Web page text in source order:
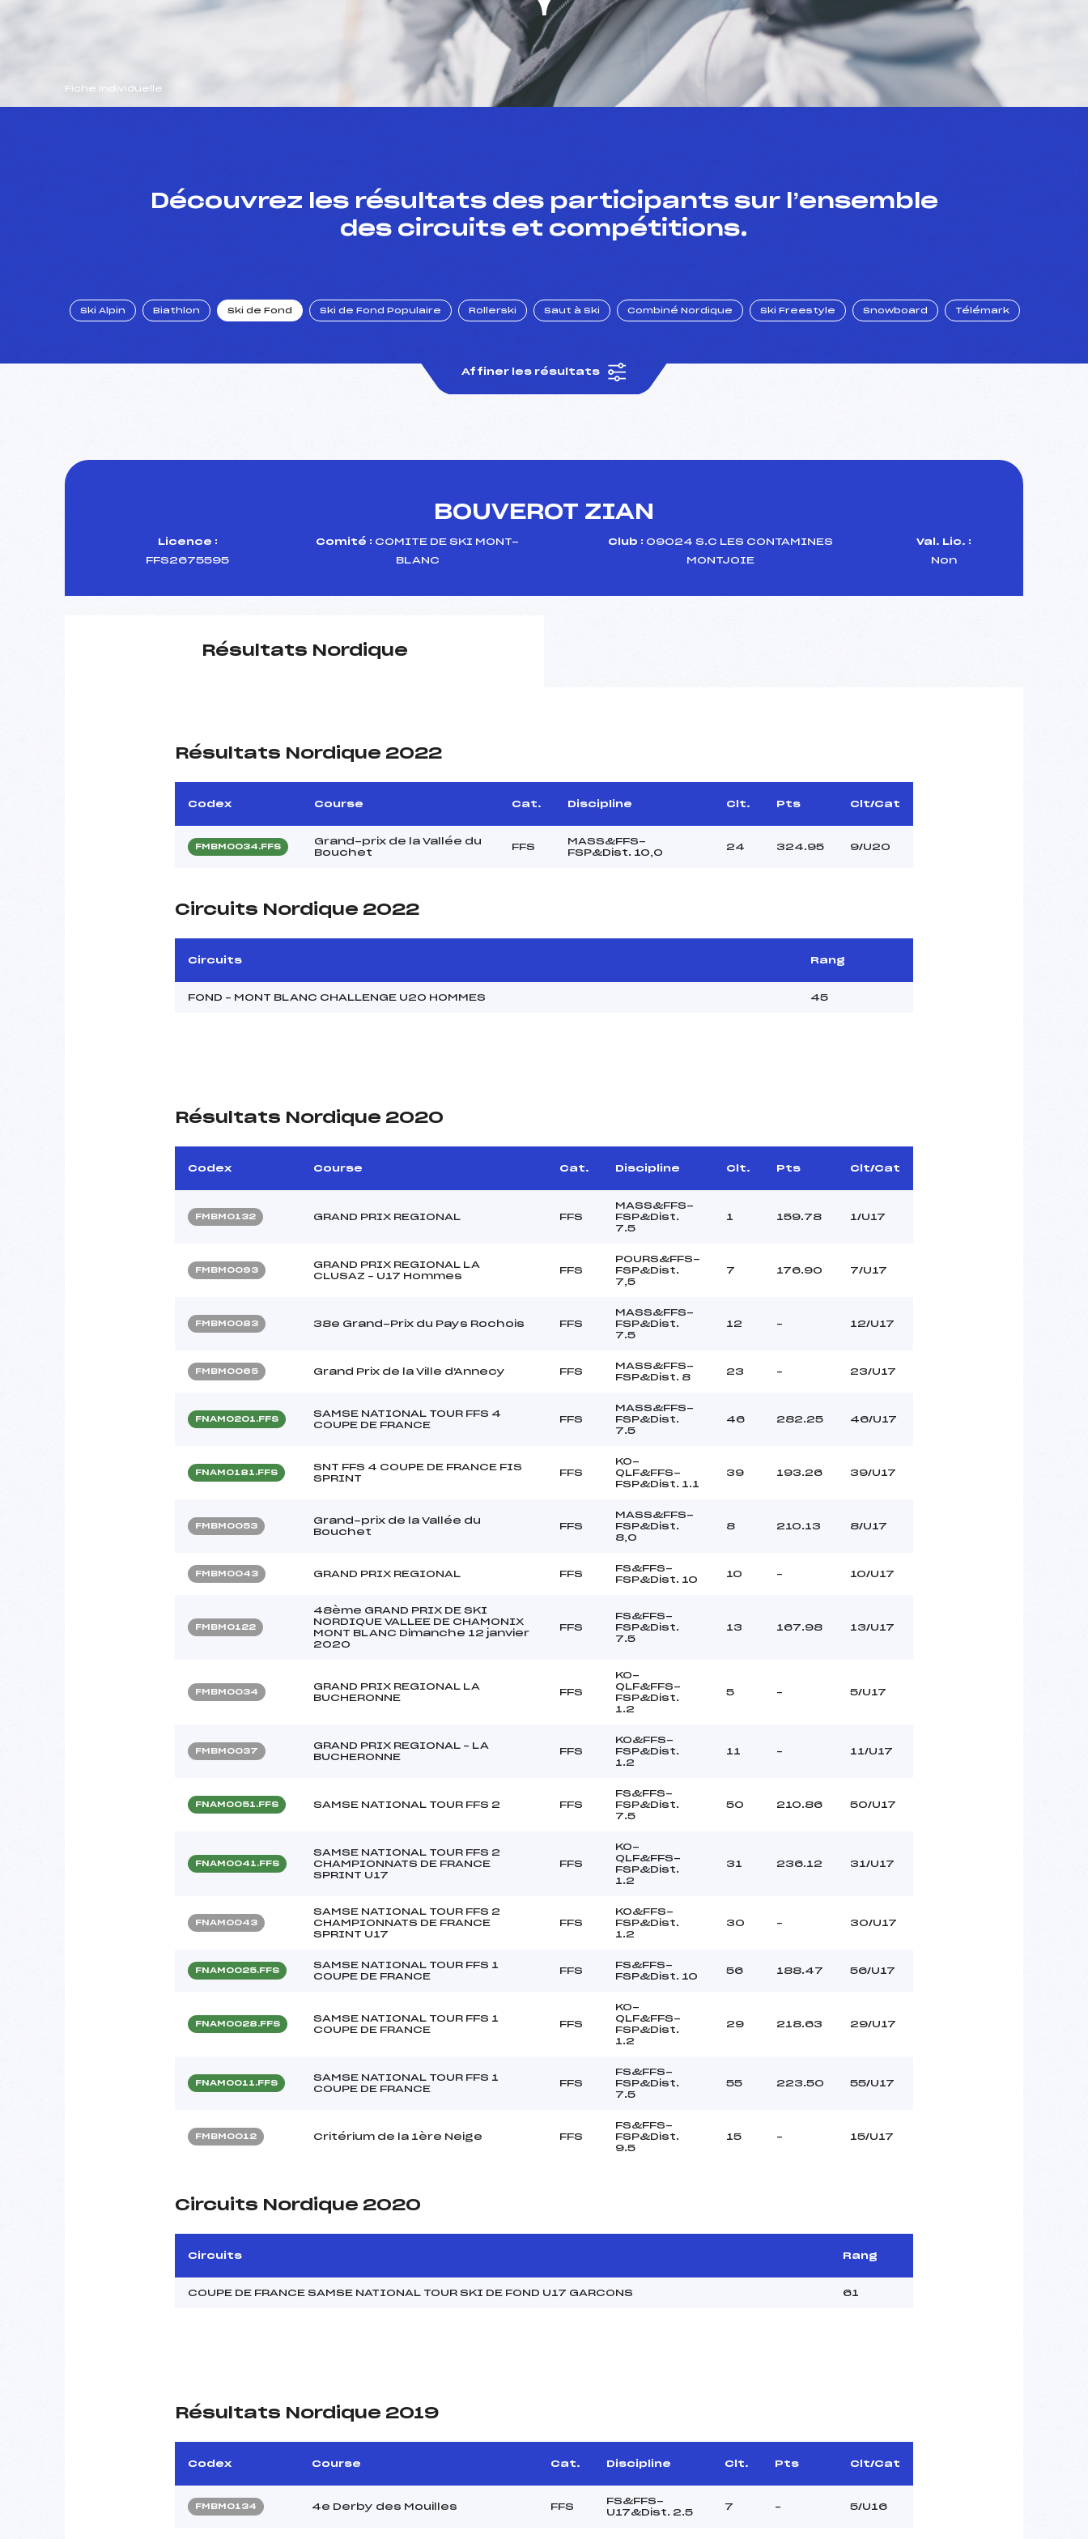
Fiche individuelle
Découvrez les résultats des participants sur l’ensemble
des circuits et compétitions.
Ski Alpin Biathlon Ski de Fond Ski de Fond Populaire Rollerski Saut à Ski Combiné Nordique Ski Freestyle Snowboard Télémark
Affiner les résultats
BOUVEROT ZIAN
Licence :
FFS2675595
Comité : COMITE DE SKI MONT-
BLANC
Club : 09024 S.C LES CONTAMINES
MONTJOIE
Val. Lic. :
Non
Résultats Nordique
Résultats Nordique 2022
Codex Course Cat. Discipline Clt. Pts Clt/Cat
FMBM0034.FFS
Grand-prix de la Vallée du
Bouchet
FFS
MASS&FFS-
FSP&Dist. 10,0
24 324.95 9/U20
Circuits Nordique 2022
Circuits Rang
FOND – MONT BLANC CHALLENGE U20 HOMMES 45
Résultats Nordique 2020
Codex Course Cat. Discipline Clt. Pts Clt/Cat
FMBM0132 GRAND PRIX REGIONAL FFS
MASS&FFS-
FSP&Dist.
7.5
1 159.78 1/U17
FMBM0093
GRAND PRIX REGIONAL LA
CLUSAZ – U17 Hommes
FFS
POURS&FFS-
FSP&Dist.
7,5
7 176.90 7/U17
FMBM0083 38e Grand-Prix du Pays Rochois FFS
MASS&FFS-
FSP&Dist.
7.5
12 – 12/U17
FMBM0065 Grand Prix de la Ville d'Annecy FFS
MASS&FFS-
FSP&Dist. 8
23 – 23/U17
FNAM0201.FFS
SAMSE NATIONAL TOUR FFS 4
COUPE DE FRANCE
FFS
MASS&FFS-
FSP&Dist.
7.5
46 282.25 46/U17
FNAM0181.FFS
SNT FFS 4 COUPE DE FRANCE FIS
SPRINT
FFS
KO-
QLF&FFS-
FSP&Dist. 1.1
39 193.26 39/U17
FMBM0053
Grand-prix de la Vallée du
Bouchet
FFS
MASS&FFS-
FSP&Dist.
8,0
8 210.13 8/U17
FMBM0043 GRAND PRIX REGIONAL FFS
FS&FFS-
FSP&Dist. 10
10 – 10/U17
FMBM0122
48ème GRAND PRIX DE SKI
NORDIQUE VALLEE DE CHAMONIX
MONT BLANC Dimanche 12 janvier
2020
FFS
FS&FFS-
FSP&Dist.
7.5
13 167.98 13/U17
FMBM0034
GRAND PRIX REGIONAL LA
BUCHERONNE
FFS
KO-
QLF&FFS-
FSP&Dist.
1.2
5 – 5/U17
FMBM0037
GRAND PRIX REGIONAL – LA
BUCHERONNE
FFS
KO&FFS-
FSP&Dist.
1.2
11 – 11/U17
FNAM0051.FFS SAMSE NATIONAL TOUR FFS 2 FFS
FS&FFS-
FSP&Dist.
7.5
50 210.86 50/U17
FNAM0041.FFS
SAMSE NATIONAL TOUR FFS 2
CHAMPIONNATS DE FRANCE
SPRINT U17
FFS
KO-
QLF&FFS-
FSP&Dist.
1.2
31 236.12 31/U17
FNAM0043
SAMSE NATIONAL TOUR FFS 2
CHAMPIONNATS DE FRANCE
SPRINT U17
FFS
KO&FFS-
FSP&Dist.
1.2
30 – 30/U17
FNAM0025.FFS
SAMSE NATIONAL TOUR FFS 1
COUPE DE FRANCE
FFS
FS&FFS-
FSP&Dist. 10
56 188.47 56/U17
FNAM0028.FFS
SAMSE NATIONAL TOUR FFS 1
COUPE DE FRANCE
FFS
KO-
QLF&FFS-
FSP&Dist.
1.2
29 218.63 29/U17
FNAM0011.FFS
SAMSE NATIONAL TOUR FFS 1
COUPE DE FRANCE
FFS
FS&FFS-
FSP&Dist.
7.5
55 223.50 55/U17
FMBM0012 Critérium de la 1ère Neige FFS
FS&FFS-
FSP&Dist.
9.5
15 – 15/U17
Circuits Nordique 2020
Circuits Rang
COUPE DE FRANCE SAMSE NATIONAL TOUR SKI DE FOND U17 GARCONS 61
Résultats Nordique 2019
Codex Course Cat. Discipline Clt. Pts Clt/Cat
FMBM0134 4e Derby des Mouilles FFS
FS&FFS-
U17&Dist. 2.5
7 – 5/U16